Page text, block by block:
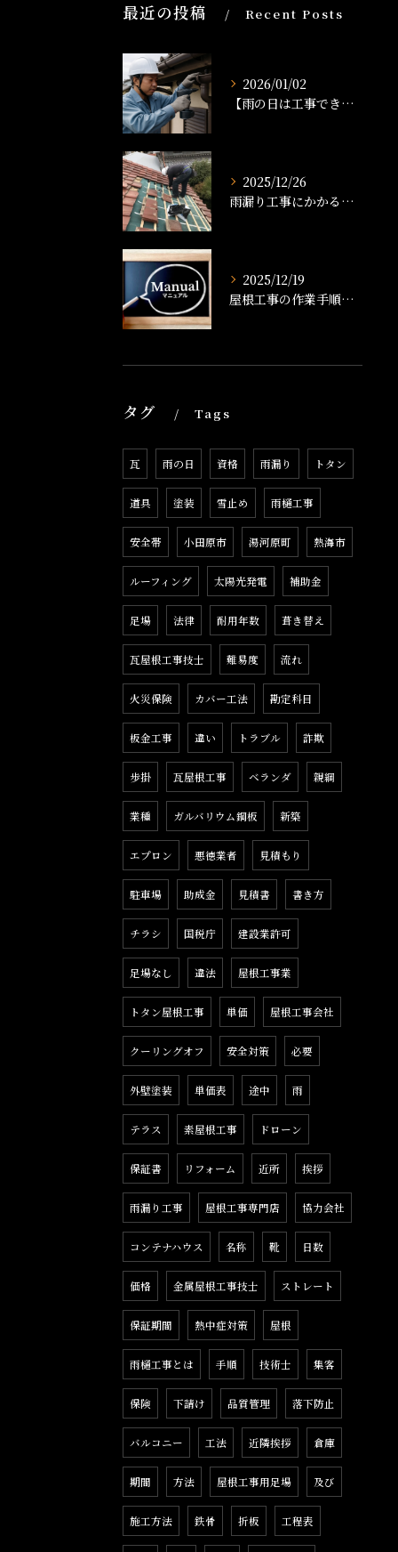
最近の投稿 Recent Posts
2026/01/02
【雨の日は工事できる？】雨樋工事のタイミングと注意点を解説！
2025/12/26
雨漏り工事にかかる時間は？修理の流れと工期の目安を解説
2025/12/19
屋根工事の作業手順書とは？工事の流れや準備、品質管理まで徹底解説
タグ Tags
瓦 雨の日 資格 雨漏り トタン
道具 塗装 雪止め 雨樋工事
安全帯 小田原市 湯河原町 熱海市
ルーフィング 太陽光発電 補助金
足場 法律 耐用年数 葺き替え
瓦屋根工事技士 難易度 流れ
火災保険 カバー工法 勘定科目
板金工事 違い トラブル 詐欺
歩掛 瓦屋根工事 ベランダ 親綱
業種 ガルバリウム鋼板 新築
エプロン 悪徳業者 見積もり
駐車場 助成金 見積書 書き方
チラシ 国税庁 建設業許可
足場なし 違法 屋根工事業
トタン屋根工事 単価 屋根工事会社
クーリングオフ 安全対策 必要
外壁塗装 単価表 途中 雨
テラス 素屋根工事 ドローン
保証書 リフォーム 近所 挨拶
雨漏り工事 屋根工事専門店 協力会社
コンテナハウス 名称 靴 日数
価格 金属屋根工事技士 ストレート
保証期間 熱中症対策 屋根
雨樋工事とは 手順 技術士 集客
保険 下請け 品質管理 落下防止
バルコニー 工法 近隣挨拶 倉庫
期間 方法 屋根工事用足場 及び
施工方法 鉄骨 折板 工程表